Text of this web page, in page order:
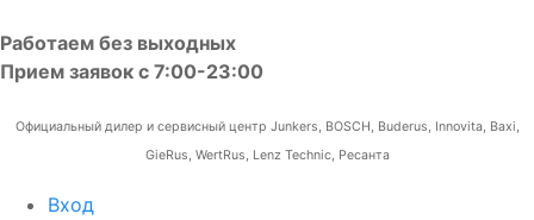
Работаем без выходных
Прием заявок с 7:00-23:00
Официальный дилер и сервисный центр Junkers, BOSCH, Buderus, Innovita, Baxi,
GieRus, WertRus, Lenz Technic, Ресанта
Вход